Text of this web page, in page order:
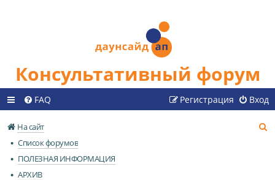
Консультативный форум
FAQ Вход
Регистрация
На сайт
Список форумов
ПОЛЕЗНАЯ ИНФОРМАЦИЯ
АРХИВ